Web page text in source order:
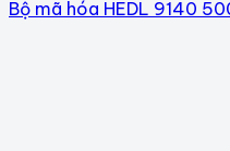
Bộ mã hóa HEDL 9140